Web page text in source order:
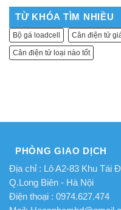
TỪ KHÓA TÌM NHIỀU
Bộ gá loadcell Cân điện tử
Cân điện tử loại nào tốt
PHÒNG GIAO DỊCH
Địa chỉ : Lô A2-83 Khu Tái
Q.Long Biên - Hà Nội
Điện thoại : 0974.627.474